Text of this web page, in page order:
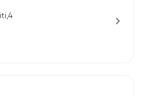
chevron_right